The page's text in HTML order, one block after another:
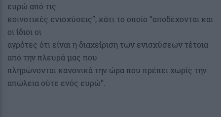
ευρώ από τις
κοινοτικές ενισχύσεις”, κάτι το οποίο “αποδέχονται και
οι ίδιοι οι
αγρότες ότι είναι η διαχείριση των ενισχύσεων τέτοια
από την πλευρά μας που
πληρώνονται κανονικά την ώρα που πρέπει χωρίς την
απώλεια ούτε ενός ευρώ”.